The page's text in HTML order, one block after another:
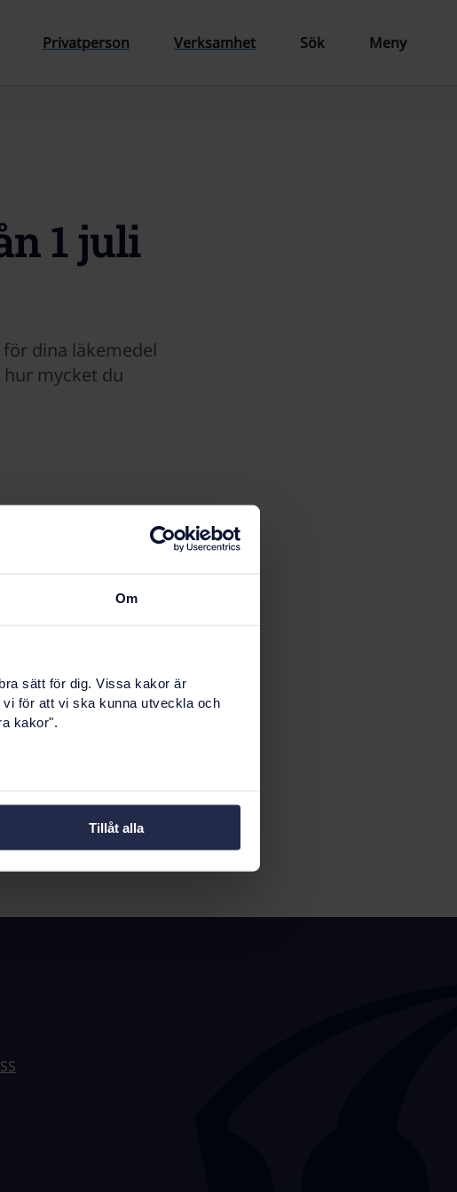
Om
sätt för dig. Vissa kakor är
för att vi ska kunna utveckla och
kakor".
Tillåt alla
Privatperson Verksamhet Sök Meny
1 juli
dina läkemedel
mycket du
en
000 kronor därefter
3 800